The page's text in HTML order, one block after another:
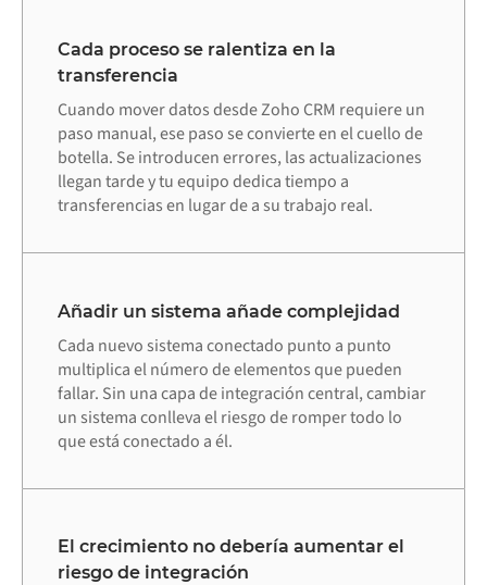
Cada proceso se ralentiza en la
transferencia
Cuando mover datos desde Zoho CRM requiere un
paso manual, ese paso se convierte en el cuello de
botella. Se introducen errores, las actualizaciones
llegan tarde y tu equipo dedica tiempo a
transferencias en lugar de a su trabajo real.
Añadir un sistema añade complejidad
Cada nuevo sistema conectado punto a punto
multiplica el número de elementos que pueden
fallar. Sin una capa de integración central, cambiar
un sistema conlleva el riesgo de romper todo lo
que está conectado a él.
El crecimiento no debería aumentar el
riesgo de integración